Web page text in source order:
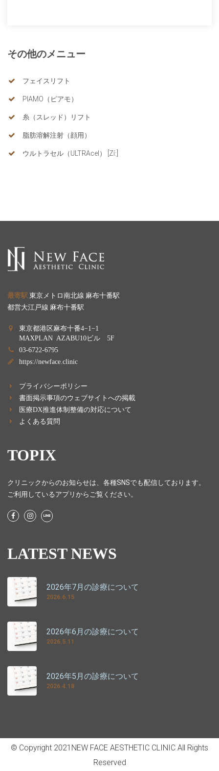
その他のメニュー
フェイスリフト
PIAMO（ピアモ）
糸（スレッド）リフト
脂肪溶解注射（顔用）
ウルトラセル（ULTRAcel） [Zíː]
最寄駅 東京メトロ南北線 麻布十番駅
都営大江戸線 麻布十番駅
東京都港区麻布十番4−1−1
MAXPLAN AZABU10ビル 5F
03-6722-6795
https://newface.clinic
プライバシーポリシー
書面掲示事項のウェブサイトへの掲載
医療DX推進体制整備の対応について
よくある質問
TOPIX
クリニックからのお知らせは、各種SNSでも配信しております。
ご利用しているアプリからご覧ください。
LATEST NEWS
2026年7月の診療について
2026.6.15
2026年6月の診療について
2026.5.11
2026年5月の診療について
2026.4.18
© Copyright 2021 NEW FACE AESTHETIC CLINIC All Rights
Reserved